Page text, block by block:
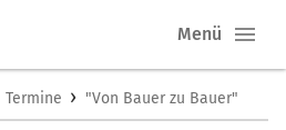
Menü
Termine › "Von Bauer zu Bauer"